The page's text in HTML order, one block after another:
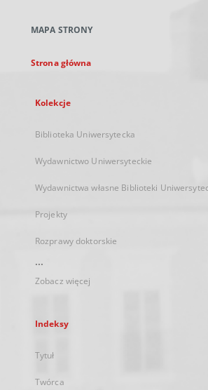
karcie
MAPA STRONY
Strona główna
Kolekcje
Biblioteka Uniwersytecka
Wydawnictwo Uniwersyteckie
Wydawnictwa własne Biblioteki
Projekty
Rozprawy doktorskie
...
Zobacz więcej
Indeksy
Tytuł
Twórca